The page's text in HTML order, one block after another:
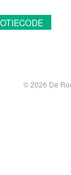
© 2026 De